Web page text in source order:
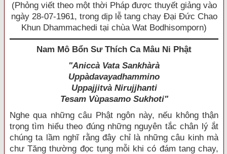
(Phỏng viết theo một thời Pháp được thuyết giảng vào
ngày 28-07-1961, trong dịp lễ tang chay Ðại Ðức Chao
Khun Dhammachedi tại chùa Wat Bodhisomporn)
Nam Mô Bổn Sư Thích Ca Mâu Ni Phật
"Aniccà Vata Sankhàrà
Uppàdavayadhammino
Uppajjitvà Nirujjhanti
Tesam Vùpasamo Sukhoti"
Nghe qua những câu Phật ngôn này, nếu không thận
trọng tìm hiểu theo đúng những nguyên tắc chân lý ắt
chúng ta lầm nghĩ rằng đây chỉ là những câu kinh mà
chư Tăng thường đọc tụng mỗi khi có đám tang chay,